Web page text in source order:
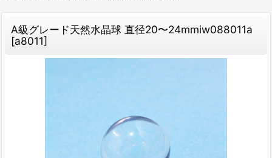
A級グレード天然水晶球 直径20〜24mmiw088011a
[a8011]